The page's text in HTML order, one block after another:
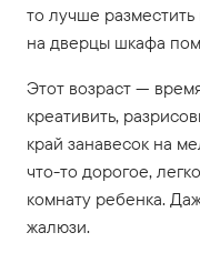
то лучше
на дверцы шкафа
Этот возраст —
креативить,
край занавесок на
что-то дорогое,
комнату ребенка.
жалюзи.